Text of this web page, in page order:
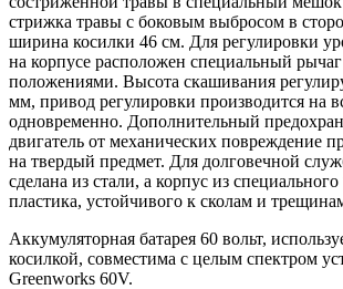
стрижка травы с боковым выбросом в
ширина косилки 46 см. Для регулировки
на корпусе расположен специальный
положениями. Высота скашивания
мм, привод регулировки производится на
одновременно. Дополнительный
двигатель от механических повреждение
на твердый предмет. Для долговечной
сделана из стали, а корпус из
пластика, устойчивого к сколам и
Аккумуляторная батарея 60 вольт,
косилкой, совместима с целым спектром
Greenworks 60V.